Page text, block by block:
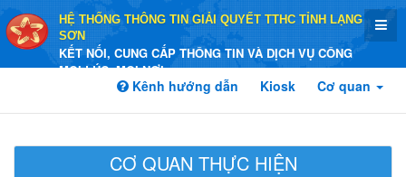
HỆ THỐNG THÔNG TIN GIẢI QUYẾT TTHC TỈNH LẠNG
SƠN
KẾT NỐI, CUNG CẤP THÔNG TIN VÀ DỊCH VỤ CÔNG
MỌI LÚC, MỌI NƠI
Kênh hướng dẫn Kiosk Cơ quan
CƠ QUAN THỰC HIỆN